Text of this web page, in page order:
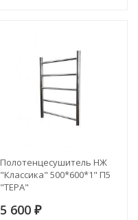
Полотенцесушитель НЖ
"Классика" 500*600*1" П5
"ТЕРА"
5 600 ₽